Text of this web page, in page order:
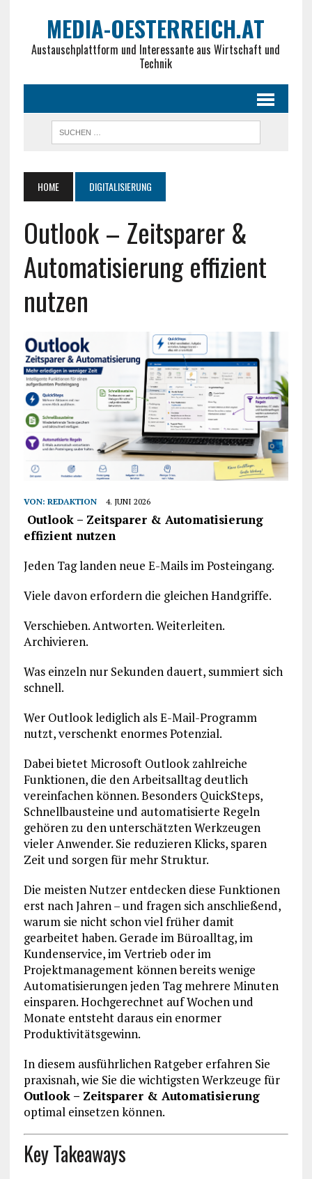
MEDIA-OESTERREICH.AT
Austauschplattform und Interessante aus Wirtschaft und
Technik
HOME DIGITALISIERUNG
Outlook – Zeitsparer &
Automatisierung effizient
nutzen
VON: REDAKTION 4. JUNI 2026
Outlook – Zeitsparer & Automatisierung
effizient nutzen
Jeden Tag landen neue E-Mails im Posteingang.
Viele davon erfordern die gleichen Handgriffe.
Verschieben. Antworten. Weiterleiten.
Archivieren.
Was einzeln nur Sekunden dauert, summiert sich
schnell.
Wer Outlook lediglich als E-Mail-Programm
nutzt, verschenkt enormes Potenzial.
Dabei bietet Microsoft Outlook zahlreiche
Funktionen, die den Arbeitsalltag deutlich
vereinfachen können. Besonders QuickSteps,
Schnellbausteine und automatisierte Regeln
gehören zu den unterschätzten Werkzeugen
vieler Anwender. Sie reduzieren Klicks, sparen
Zeit und sorgen für mehr Struktur.
Die meisten Nutzer entdecken diese Funktionen
erst nach Jahren – und fragen sich anschließend,
warum sie nicht schon viel früher damit
gearbeitet haben. Gerade im Büroalltag, im
Kundenservice, im Vertrieb oder im
Projektmanagement können bereits wenige
Automatisierungen jeden Tag mehrere Minuten
einsparen. Hochgerechnet auf Wochen und
Monate entsteht daraus ein enormer
Produktivitätsgewinn.
In diesem ausführlichen Ratgeber erfahren Sie
praxisnah, wie Sie die wichtigsten Werkzeuge für
Outlook – Zeitsparer & Automatisierung
optimal einsetzen können.
Key Takeaways